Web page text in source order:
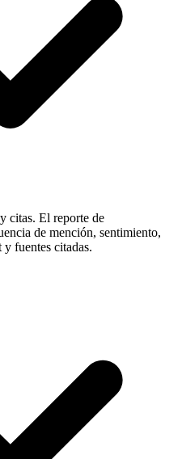
citas. El reporte de
de mención, sentimiento,
fuentes citadas.